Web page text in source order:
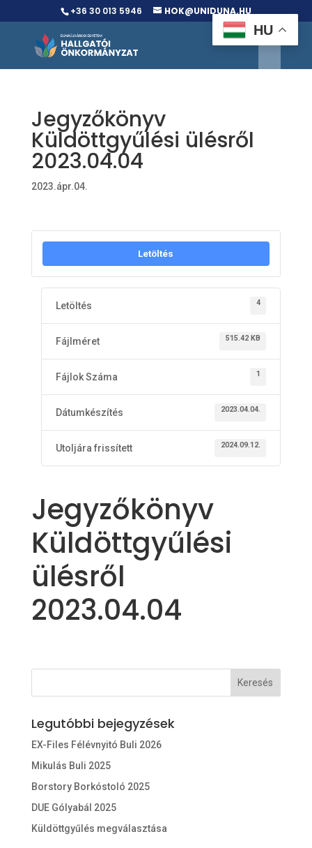
+36 30 013 5946 HOK@UNIDUNA.HU
Jegyzőkönyv
Küldöttgyűlési ülésről
2023.04.04
2023.ápr.04.
Letöltés
Letöltés 4
Fájlméret 515.42 KB
Fájlok Száma 1
Dátumkészítés 2023.04.04.
Utoljára frissített 2024.09.12.
Jegyzőkönyv
Küldöttgyűlési
ülésről
2023.04.04
Legutóbbi bejegyzések
EX-Files Félévnyitó Buli 2026
Mikulás Buli 2025
Borstory Borkóstoló 2025
DUE Gólyabál 2025
Küldöttgyűlés megválasztása
HU